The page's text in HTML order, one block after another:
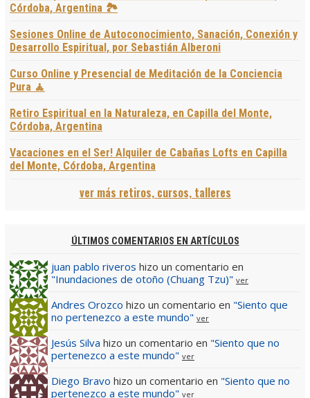
Córdoba, Argentina 🏞️
Sesiones Online de Autoconocimiento, Sanación, Conexión y
Desarrollo Espiritual, por Sebastián Alberoni
Curso Online y Presencial de Meditación de la Conciencia
Pura 🧘
Retiro Espiritual en la Naturaleza, en Capilla del Monte,
Córdoba, Argentina
Vacaciones en el Ser! Alquiler de Cabañas Lofts en Capilla
del Monte, Córdoba, Argentina
ver más retiros, cursos, talleres
ÚLTIMOS COMENTARIOS EN ARTÍCULOS
juan pablo riveros hizo un comentario en
"Inundaciones de otoño (Chuang Tzu)" ver
Andres Orozco hizo un comentario en "Siento que
no pertenezco a este mundo" ver
Jesús Silva hizo un comentario en "Siento que no
pertenezco a este mundo" ver
Diego Bravo hizo un comentario en "Siento que no
pertenezco a este mundo" ver